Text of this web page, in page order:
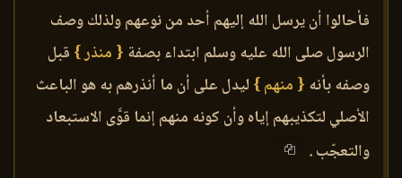
فأحالوا أن يرسل الله إليهم أحد من نوعهم ولذلك وصف
الرسول صلى الله عليه وسلم ابتداء بصفة { منذر } قبل
وصفه بأنه { منهم } ليدل على أن ما أنذرهم به هو الباعث
الأصلي لتكذيبهم إياه وأن كونه منهم إنما قوَّى الاستبعاد
والتعجّب .